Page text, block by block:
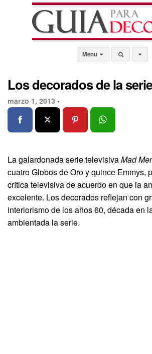
Menu
Los decorados de la
marzo 1, 2013 •
La galardonada serie televisivaMad
cuatro Globos de Oro y quince Emmys,
crítica televisiva de acuerdo en que la
excelente. Los decorados reflejan con
interiorismo de los años 60, década en
ambientada la serie.